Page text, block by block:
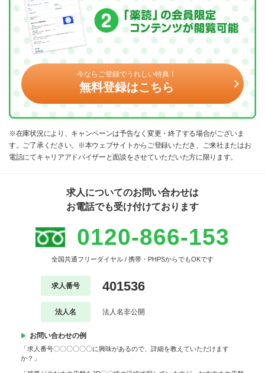
今ならご登録でうれしい特典！
無料登録はこちら
※在庫状況により、キャンペーンは予告なく変更・終了する場合がございま
す。ご了承ください。※本ウェブサイトからご登録いただき、ご来社またはお
電話にてキャリアアドバイザーと面談をさせていただいた方に限ります。
求人についてのお問い合わせは
お電話でも受け付けております
0120-866-153
全国共通フリーダイヤル / 携帯・PHPSからでもOKです
求人番号 401536
法人名 法人名非公開
お問い合わせの例
「求人番号〇〇〇〇〇〇に興味があるので、詳細を教えていただけます
か？」